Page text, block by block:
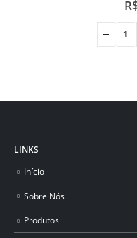
LINKS
Início
Sobre Nós
Produtos